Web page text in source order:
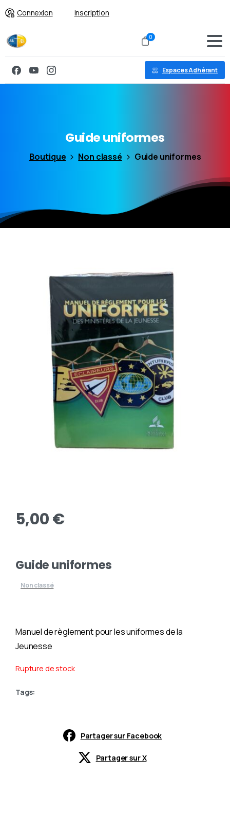
Connexion Inscription
0
Espaces Adhérant
Guideuniformes
Boutique Non classé Guide uniformes
5,00€
Guide uniformes
Non classé
Manuel de règlement pour les uniformes de la
Jeunesse
Rupture de stock
Tags:
Partager sur Facebook
Partager sur X